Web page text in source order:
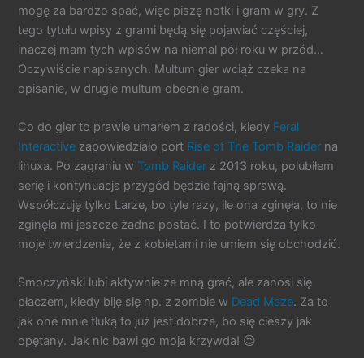
mogę za bardzo spać, więc piszę notki i gram w gry. Z
tego tytułu wpisy z grami będą się pojawiać częściej,
inaczej mam tych wpisów na niemal pół roku w przód…
Oczywiście napisanych. Multum gier wciąż czeka na
opisanie, w drugie multum obecnie gram.
Co do gier to prawie umarłem z radości, kiedy Feral
Interactive zapowiedziało port Rise of The Tomb Raider na
linuxa. Po zagraniu w Tomb Raider z 2013 roku, polubiłem
serię i kontynuacja przygód będzie fajną sprawą.
Współczuję tylko Larze, bo tyle razy, ile ona zginęła, to nie
zginęła mi jeszcze żadna postać. I to potwierdza tylko
moje twierdzenie, że z kobietami nie umiem się obchodzić.
Smoczyński lubi aktywnie ze mną grać, ale zanosi się
płaczem, kiedy biję się np. z zombie w Dead Maze. Za to
jak one mnie tłuką to już jest dobrze, bo się cieszy jak
opętany. Jak nic bawi go moja krzywda! 😉